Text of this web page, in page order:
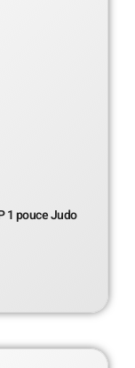
1 pouce Judo